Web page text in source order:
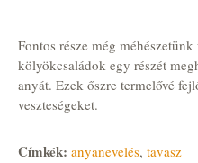
Fontos része még
kölyökcsaládok egy részét
anyát. Ezek őszre termelővé
veszteségeket.
Címkék: anyanevelés, tavasz